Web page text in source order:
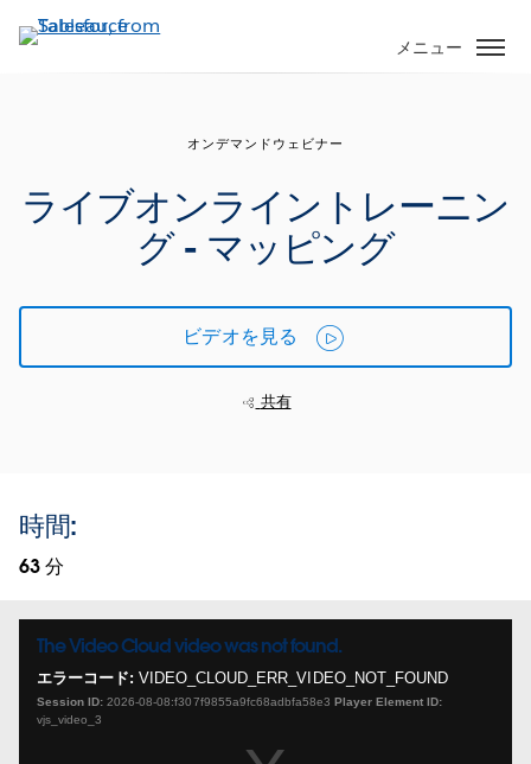
イ
メニュー
オンデマンドウェビナー
ライブオンライントレーニン
グ - マッピング
ビデオを見る
共有
時間:
63 分
This
modal
The Video Cloud video was not found.
エラーコード: VIDEO_CLOUD_ERR_VIDEO_NOT_FOUND
Session ID: 2026-08-08:f307f9855a9fc68adbfa58e3 Player Element ID:
vjs_video_3